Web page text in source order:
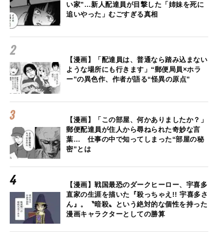
い家”…新人配達員が目撃した「姉妹を死に
追いやった」むごすぎる真相
【漫画】「配達員は、普通なら踏み込まない
ような場所にも行きます」“郵便局員×ホラ
ー”の異色作、作者が語る“怪異の原点”
【漫画】「この部屋、何かありましたか？」
郵便配達員が住人から尋ねられた奇妙な言
葉… 仕事の中で知ってしまった“部屋の秘
密”とは
【漫画】戦国最恐のダークヒーロー、宇喜多
直家の生涯を描いた『殺っちゃえ!! 宇喜多さ
ん』。〝暗殺〟という絶対的な個性を持った
漫画キャラクターとしての勝算